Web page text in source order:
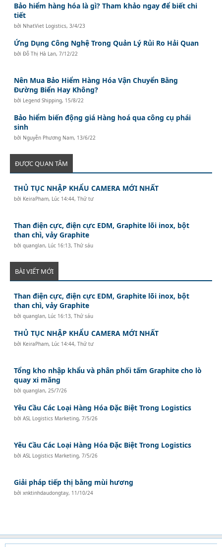
Bảo hiểm hàng hóa là gì? Tham khảo ngay để biết chi
tiết
bởi NhatViet Logistics,3/4/23
Ứng Dụng Công Nghệ Trong Quản Lý Rủi Ro Hải Quan
bởiĐỗ Thị Hà Lan,7/12/22
Nên Mua Bảo Hiểm Hàng Hóa Vận Chuyển Bằng
Đường Biển Hay Không?
bởi Legend Shipping, 15/8/22
Bảo hiểm biến động giá Hàng hoá qua công cụ phái
sinh
bởi Nguyễn Phương Nam, 13/6/22
ĐƯỢC QUAN TÂM
THỦ TỤC NHẬP KHẨU CAMERA MỚI NHẤT
bởi KeiraPham, Lúc 14:44, Thứ tư
Than điện cực, điện cực EDM, Graphite lõi inox, bột
than chì, vảy Graphite
bởiquanglan, Lúc 16:13, Thứ sáu
BÀI VIẾT MỚI
Than điện cực, điện cực EDM, Graphite lõi inox, bột
than chì, vảy Graphite
bởiquanglan, Lúc 16:13, Thứ sáu
THỦ TỤC NHẬP KHẨU CAMERA MỚI NHẤT
bởi KeiraPham, Lúc 14:44, Thứ tư
Tổng kho nhập khẩu và phân phối tấm Graphite cho lò
quay xi măng
bởiquanglan, 25/7/26
Yêu Cầu Các Loại Hàng Hóa Đặc Biệt Trong Logistics
bởiASL Logistics Marketing,7/5/26
Yêu Cầu Các Loại Hàng Hóa Đặc Biệt Trong Logistics
bởiASL Logistics Marketing,7/5/26
Giải pháp tiếp thị bằng mùi hương
bởixnktinhdaudongtay, 11/10/24